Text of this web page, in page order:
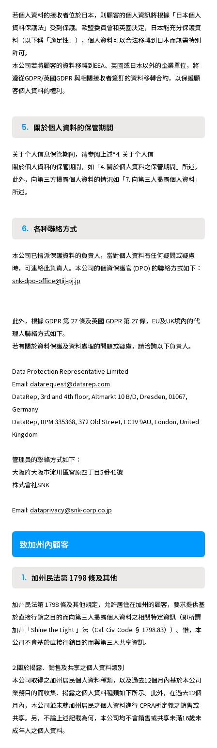
若個人資料的接收者位於日本，則顧客的個人資訊將根據「日本個人
資料保護法」受到保護。歐盟委員會和英國決定，日本能充分保護資
料（以下稱「適足性」），個人資料可以合法移轉到日本而無需特別
許可。
本公司若將顧客的資料移轉到EEA、英國或日本以外的企業單位，將
遵從GDPR/英國GDPR 與相關接收者簽訂的資料移轉合約，以保護顧
客個人資料的權利。
5. 關於個人資料的保管期間
关于个人信息保管期间，请参阅上述“4. 关于个人信
關於個人資料的保管期間，如「4. 關於個人資料之保管期間」所述。
此外，向第三方揭露個人資料的情況如「7. 向第三人揭露個人資料」
所述。
6. 各種聯絡方式
本公司已指派保護資料的負責人，當對個人資料有任何疑問或疑慮
時，可連絡此負責人。本公司的個資保護官 (DPO) 的聯絡方式如下：
snk-dpo-office@iij-pj.jp
此外，根據 GDPR 第 27 條及英國 GDPR 第 27 條，EU及UK境內的代
理人聯絡方式如下。
若有關於資料保護及資料處理的問題或疑慮，請洽詢以下負責人。
Data Protection Representative Limited
Email: datarequest@datarep.com
DataRep, 3rd and 4th floor, Altmarkt 10 B/D, Dresden, 01067,
Germany
DataRep, BPM 335368, 372 Old Street, EC1V 9AU, London, United
Kingdom
管理員的聯絡方式如下：
大阪府大阪市淀川區宮原四丁目5番41號
株式會社SNK
Email: dataprivacy@snk-corp.co.jp
致加州內顧客
1. 加州民法第 1798 條及其他
加州民法第 1798 條及其他規定，允許居住在加州的顧客，要求提供基
於直接行銷之目的而向第三人揭露個人資料之相關特定資訊（即所謂
加州「Shine the Light 」法（Cal. Civ. Code § 1798.83））。惟，本
公司不會基於直接行銷目的而與第三人共享資訊。
2.關於揭露、銷售及共享之個人資料類別
本公司取得之加州居民個人資料種類，以及過去12個月內基於本公司
業務目的而收集、揭露之個人資料種類如下所示。此外，在過去12個
月內，本公司並未就加州居民之個人資料進行 CPRA所定義之銷售或
共享。另，不論上述記載為何，本公司均不會銷售或共享未滿16歲未
成年人之個人資料。